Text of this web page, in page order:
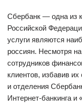
Сбербанк — одна из
Российской
услуги являются
россиян. Несмотря
сотрудников
клиентов, избавив
и отделения
Интернет-банкинга